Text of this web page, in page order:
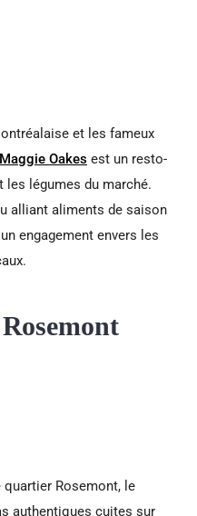
et les fameux
Maggie Oakes est un resto-
les légumes du marché.
alliant aliments de saison
engagement envers les
quartier Rosemont, le
authentiques cuites sur